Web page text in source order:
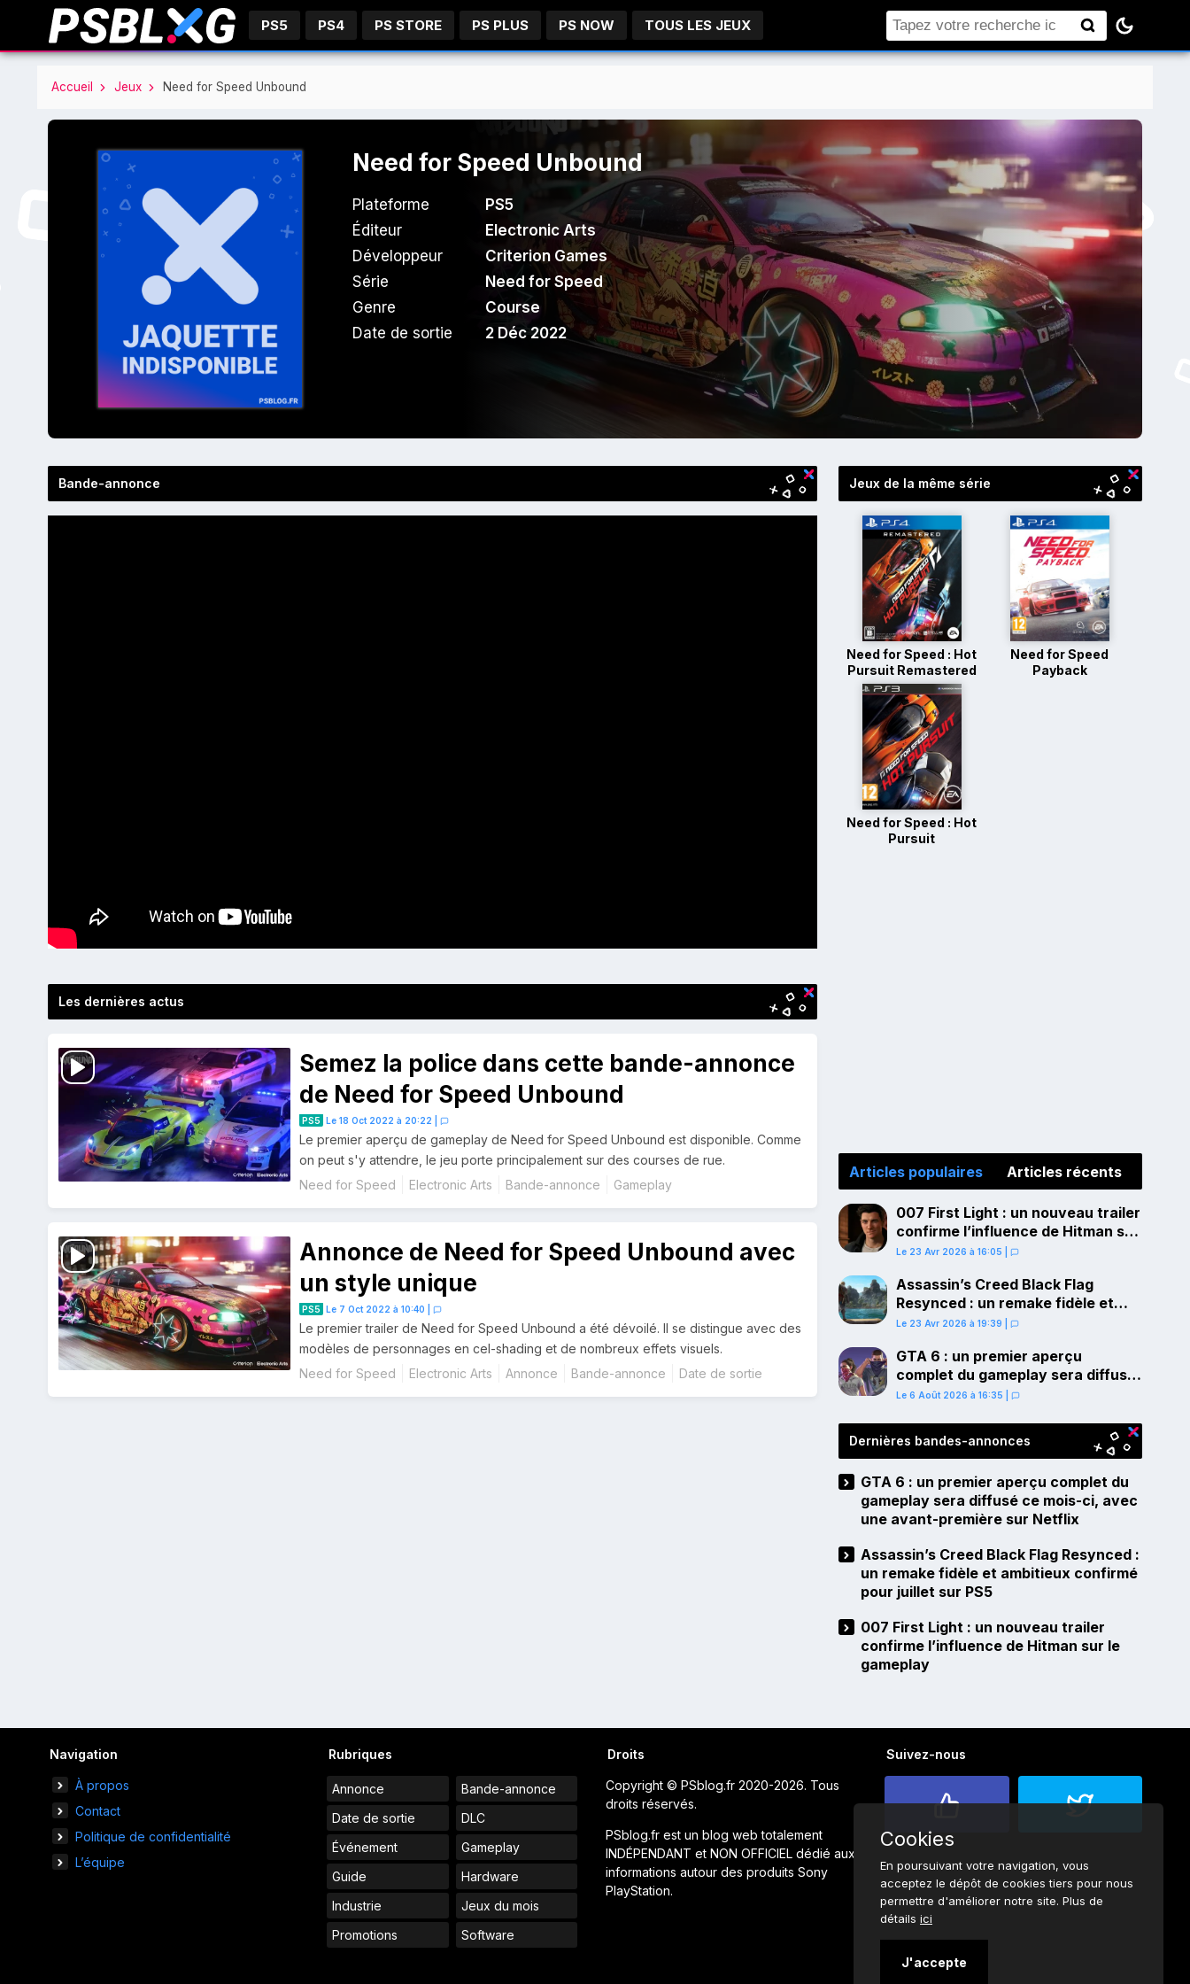
PS5 PS4 PS STORE PS PLUS PS NOW TOUS LES JEUX Rechercher
Accueil Jeux Need for Speed Unbound
Need for Speed Unbound
Plateforme
PS5
Éditeur
Electronic Arts
Développeur
Criterion Games
Série
Need for Speed
Genre
Course
Date de sortie
2 Déc 2022
Bande-annonce
Les dernières actus
Semez la police dans cette bande-annonce
de Need for Speed Unbound
PS5 Le 18 Oct 2022 à 20:22
Le premier aperçu de gameplay de Need for Speed Unbound est disponible. Comme
on peut s'y attendre, le jeu porte principalement sur des courses de rue.
Need for Speed
Electronic Arts Bande-annonce Gameplay
Annonce de Need for Speed Unbound avec
un style unique
PS5 Le 7 Oct 2022 à 10:40
Le premier trailer de Need for Speed Unbound a été dévoilé. Il se distingue avec des
modèles de personnages en cel-shading et de nombreux effets visuels.
Need for Speed
Electronic Arts Annonce Bande-annonce Date de sortie
Jeux de la même série
Need for Speed : Hot
Pursuit Remastered
Need for Speed
Payback
Need for Speed : Hot
Pursuit
Articles populaires Articles récents
007 First Light : un nouveau trailer
confirme l’influence de Hitman sur
le gameplay
Le 23 Avr 2026 à 16:05
Assassin’s Creed Black Flag
Resynced : un remake fidèle et
ambitieux confirmé pour juillet sur
Le 23 Avr 2026 à 19:39
GTA 6 : un premier aperçu
complet du gameplay sera diffusé
ce mois-ci, avec une avant-
Le 6 Août 2026 à 16:35
Dernières bandes-annonces
GTA 6 : un premier aperçu complet du
gameplay sera diffusé ce mois-ci, avec
une avant-première sur Netflix
Assassin’s Creed Black Flag Resynced :
un remake fidèle et ambitieux confirmé
pour juillet sur PS5
007 First Light : un nouveau trailer
confirme l’influence de Hitman sur le
gameplay
Navigation
À propos
Contact
Politique de confidentialité
L’équipe
Rubriques
Annonce
Bande-annonce
Date de sortie
DLC
Événement
Gameplay
Guide
Hardware
Industrie
Jeux du mois
Promotions
Software
Droits
Copyright © PSblog.fr 2020-2026. Tous
droits réservés.
PSblog.fr est un blog web totalement
INDÉPENDANT et NON OFFICIEL dédié aux
informations autour des produits Sony
PlayStation.
Suivez-nous
Cookies
En poursuivant votre navigation, vous
acceptez le dépôt de cookies tiers pour nous
permettre d'améliorer notre site. Plus de
détails ici
J'accepte